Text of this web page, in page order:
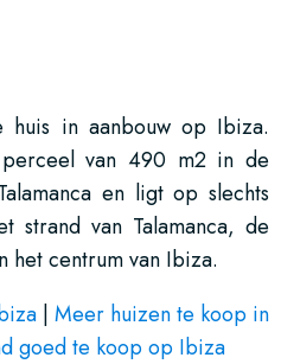
huis in aanbouw op Ibiza.
van 490 m2 in de
en ligt op slechts
strand van Talamanca, de
het centrum van Ibiza.
| Meer huizen te koop in
goed te koop op Ibiza